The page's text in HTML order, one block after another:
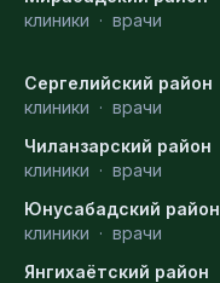
клиники · врачи
Сергелийский район
клиники · врачи
Чиланзарский район
клиники · врачи
Юнусабадский район
клиники · врачи
Янгихаётский район